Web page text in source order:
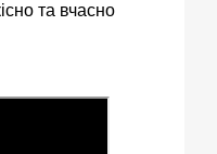
та вчасно